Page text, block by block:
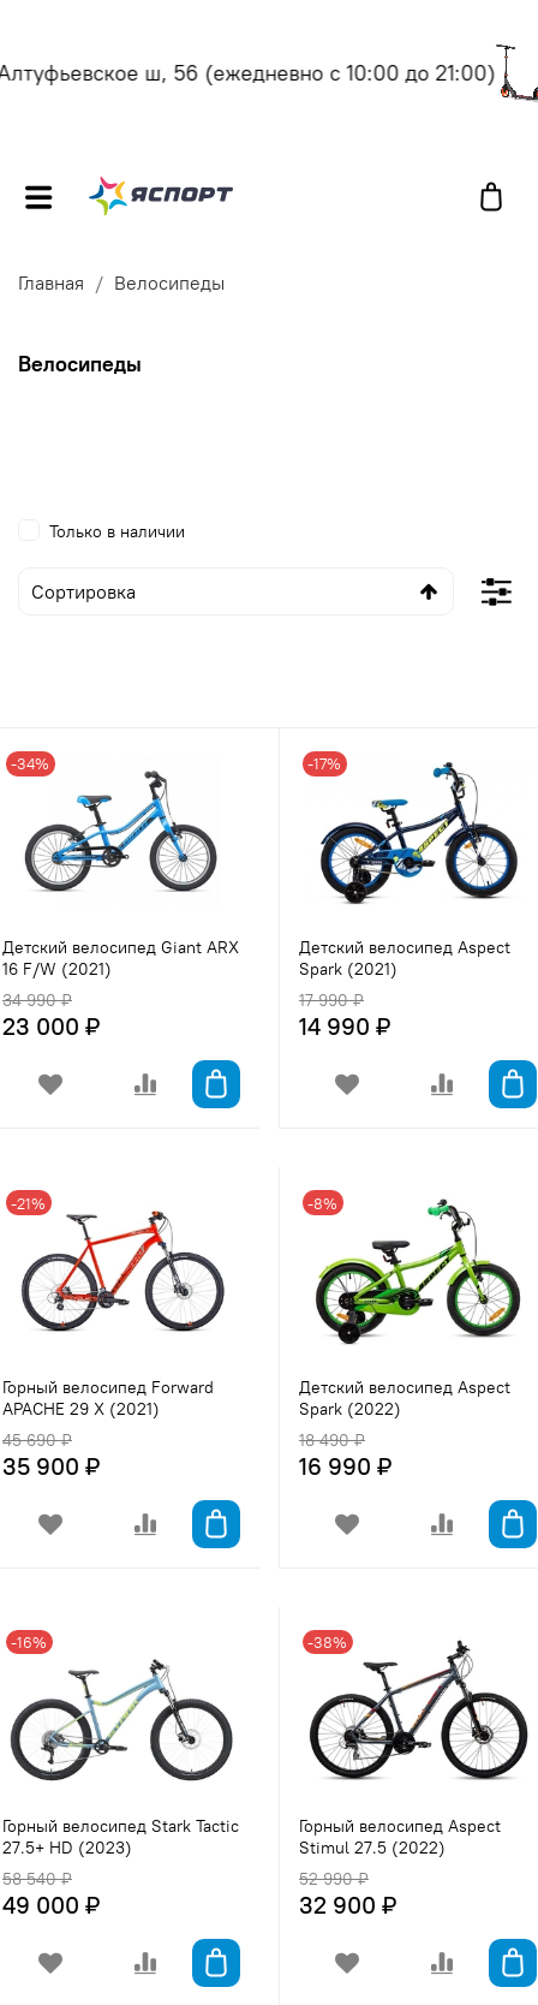
ш, 56(ежедневно с 10:00 до 21:00)
Главная Велосипеды
Велосипеды
-34%
Детский велосипед Giant ARX
16 F/W (2021)
34 990 ₽
23 000 ₽
-17%
Детский велосипед Aspect
Spark (2021)
17 990 ₽
14 990 ₽
-21%
Горный велосипед Forward
APACHE 29 X (2021)
45 690 ₽
35 900 ₽
-8%
Детский велосипед Aspect
Spark (2022)
18 490 ₽
16 990 ₽
-16%
Горный велосипед Stark Tactic
27.5+ HD (2023)
58 540 ₽
49 000 ₽
-38%
Горный велосипед Aspect
Stimul 27.5 (2022)
52 990 ₽
32 900 ₽
Только в наличии